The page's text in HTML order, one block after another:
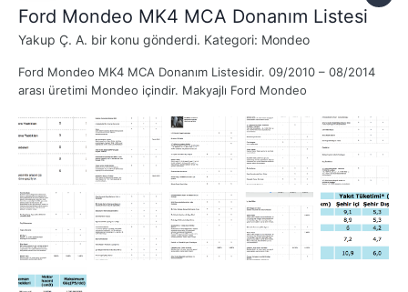
Ford Mondeo MK4 MCA Donanım Listesi
Yakup Ç. A. bir konu gönderdi. Kategori: Mondeo
Ford Mondeo MK4 MCA Donanım Listesidir. 09/2010 – 08/2014
arası üretimi Mondeo içindir. Makyajlı Ford Mondeo